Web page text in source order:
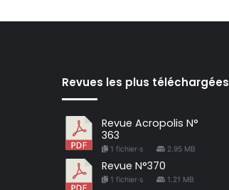
Revues les plus téléchargées
Revue Acropolis N°
363
1 fichier·s 2.95 MB
Revue N°370
1 fichier·s 1.21 MB